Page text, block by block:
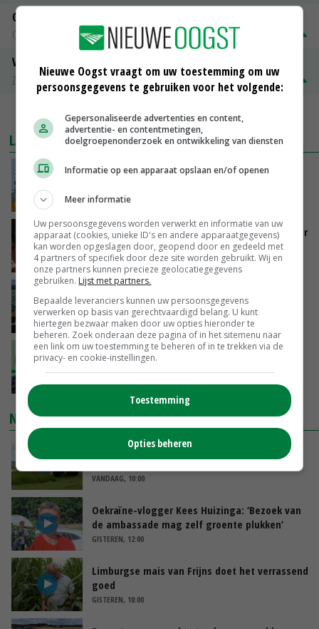
Gerst
Groningen
€ 197,00
Volle melkpoeder
Zuivel NL
€ 345,00 € 20,00
MEER MARKTPRIJZEN
LAATSTE NIEUWS
Internationale vraag naar geitenzuivel blijft
VANDAAG, 15:33
Vlaamse varkensstapel krimpt, pluimveesector
groeit door schaalvergroting
VANDAAG, 15:20
je gelukkig van wordt’
VANDAAG, 13:31
‘De droogte begint ver voor de grens bij
NIEUWSTE VIDEO'S
POAH!: John Deere 7730
VANDAAG, 10:00
Oekraïne-vlogger Kees Huizinga: ‘Bezoek van
de ambassade mag zelf groente plukken’
GISTEREN, 12:00
Limburgse mais van Frijns doet het verrassend
goed
GISTEREN, 10:00
Nieuwe Oogst vraagt om uw toestemming om uw
persoonsgegevens te gebruiken voor het volgende:
Gepersonaliseerde advertenties en content,
advertentie- en contentmetingen,
doelgroepenonderzoek en ontwikkeling van diensten
Informatie op een apparaat opslaan en/of openen
Meer informatie
Uw persoonsgegevens worden verwerkt en informatie van uw
apparaat (cookies, unieke ID's en andere apparaatgegevens)
kan worden opgeslagen door, geopend door en gedeeld met
4 partners of specifiek door deze site worden gebruikt. Wij en
onze partners kunnen precieze geolocatiegegevens
gebruiken. Lijst met partners.
Bepaalde leveranciers kunnen uw persoonsgegevens
verwerken op basis van gerechtvaardigd belang. U kunt
hiertegen bezwaar maken door uw opties hieronder te
beheren. Zoek onderaan deze pagina of in het sitemenu naar
een link om uw toestemming te beheren of in te trekken via de
privacy- en cookie-instellingen.
Toestemming
Opties beheren